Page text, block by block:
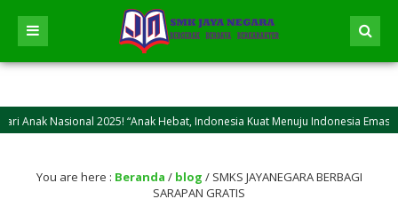
2025! “Anak Hebat, Indonesia Kuat Menuju Indonesia Emas 2045”
1446 H! Semoga kasih sayang dan keikhlasan berkurban bisa jadi
You are here : Beranda / blog / SMKS JAYANEGARA BERBAGI
SARAPAN GRATIS